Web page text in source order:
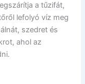
a tűzifát,
lefolyó víz meg
szedret és
ahol az